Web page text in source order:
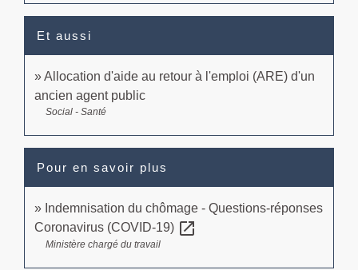
Et aussi
Allocation d'aide au retour à l'emploi (ARE) d'un
ancien agent public
Social - Santé
Pour en savoir plus
Indemnisation du chômage - Questions-réponses
Coronavirus (COVID-19) open_in_new
Ministère chargé du travail